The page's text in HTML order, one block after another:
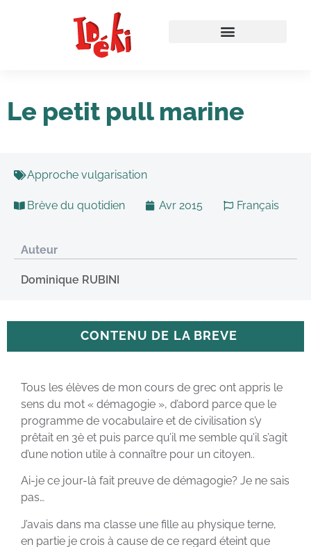
Le petit pull marine
Approche vulgarisation
Brève du quotidien Avr 2015 Français
Auteur
Dominique RUBINI
CONTENU DE LA BREVE
Tous les élèves de mon cours de grec ont appris le
sens du mot « démagogie », d’abord parce que le
programme de vocabulaire et de civilisation s’y
prêtait en 3è et puis parce qu’il me semble qu’il s’agit
d’une notion utile à connaître pour un citoyen..
Ai-je ce jour-là fait preuve de démagogie? Je ne sais
pas…
J’avais dans ma classe une fille au physique terne,
en partie je crois à cause de ce regard éteint que